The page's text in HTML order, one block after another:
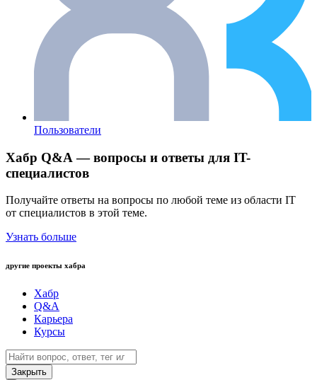
Пользователи
Хабр Q&A — вопросы и ответы для IT-
специалистов
Получайте ответы на вопросы по любой теме из области IT
от специалистов в этой теме.
Узнать больше
другие проекты хабра
Хабр
Q&A
Карьера
Курсы
Закрыть